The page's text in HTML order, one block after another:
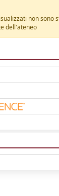
non sono
dell'ateneo